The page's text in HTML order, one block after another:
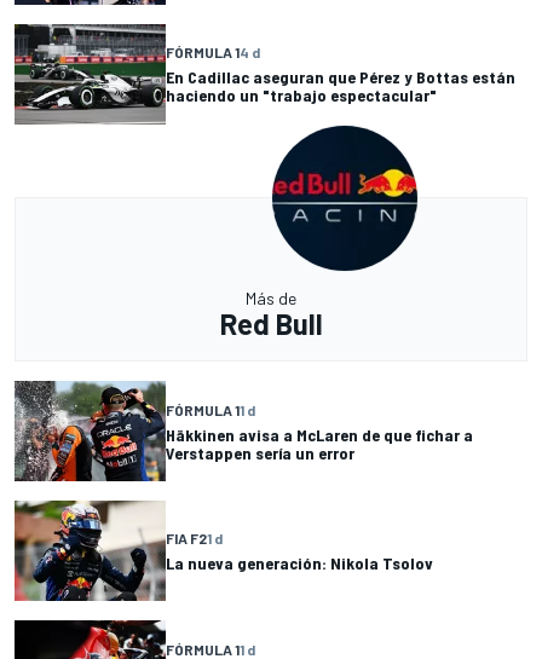
FÓRMULA 14 d
En Cadillac aseguran que Pérez y Bottas están
haciendo un "trabajo espectacular"
Más de
Red Bull
FÓRMULA 11 d
Häkkinen avisa a McLaren de que fichar a
Verstappen sería un error
FIA F21 d
La nueva generación: Nikola Tsolov
FÓRMULA 11 d